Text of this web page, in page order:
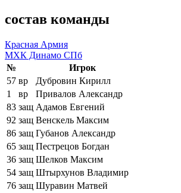
состав команды
Красная Армия
МХК Динамо СПб
№
Игрок
57 вр
Дубровин Кирилл
1
вр
Привалов Александр
83 защ Адамов Евгений
92 защ Венскель Максим
86 защ Губанов Александр
65 защ Пестрецов Богдан
36 защ Шелков Максим
54 защ Штырхунов Владимир
76 защ Шуравин Матвей